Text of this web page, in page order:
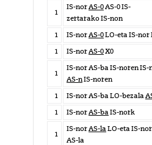
1
IS-norAS-0AS-0 IS-
zertarako IS-non
1
IS-norAS-0LO-eta IS-nor
1
IS-norAS-0X0
1
IS-nor AS-ba IS-noren IS-
AS-nIS-noren
1
IS-nor AS-ba LO-bezala
1
IS-norAS-baIS-nork
1
IS-norAS-laLO-eta IS-nor
AS-la